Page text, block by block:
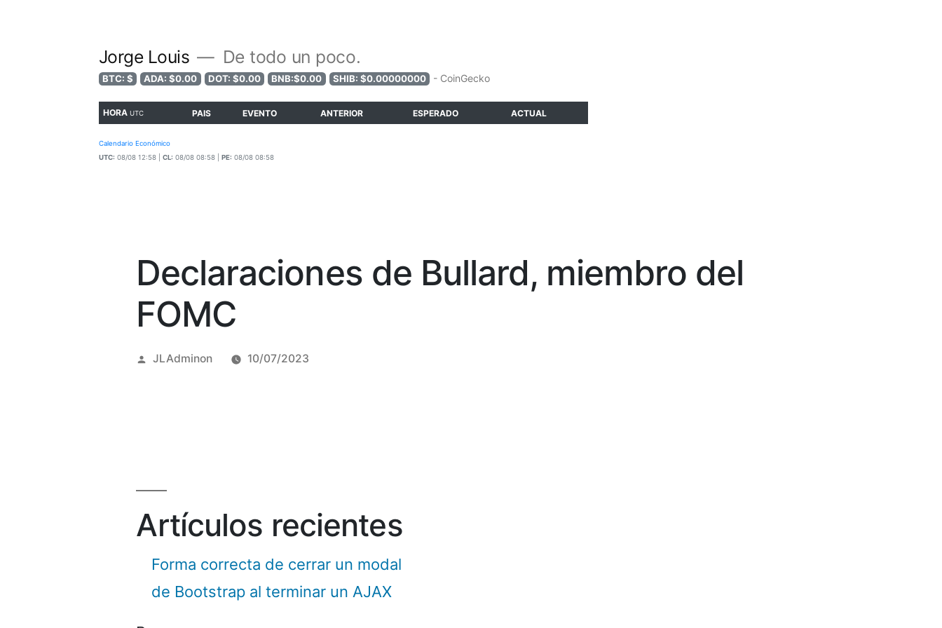
Jorge Louis De todo un poco.
BTC: $ ADA: $0.00 DOT: $0.00 BNB:$0.00 SHIB: $0.00000000 - CoinGecko
Calendario Económico
UTC: 08/08 12:58 | CL: 08/08 08:58 | PE: 08/08 08:58
HORAUTC PAIS EVENTO ANTERIOR ESPERADO ACTUAL
Declaraciones de Bullard, miembro del
FOMC
Posted
JLAdminon 10/07/2023
Artículos recientes
Forma correcta de cerrar un modal
de Bootstrap al terminar un AJAX